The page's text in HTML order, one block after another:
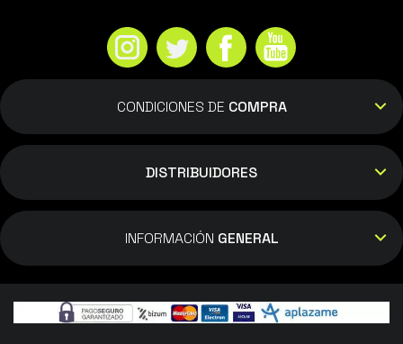
CONDICIONES DE COMPRA
DISTRIBUIDORES
INFORMACIÓN GENERAL